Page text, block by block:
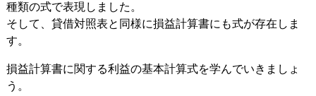
種類の式で表現しました。
そして、貸借対照表と同様に損益計算書にも式が存在しま
す。
損益計算書に関する利益の基本計算式を学んでいきましょ
う。